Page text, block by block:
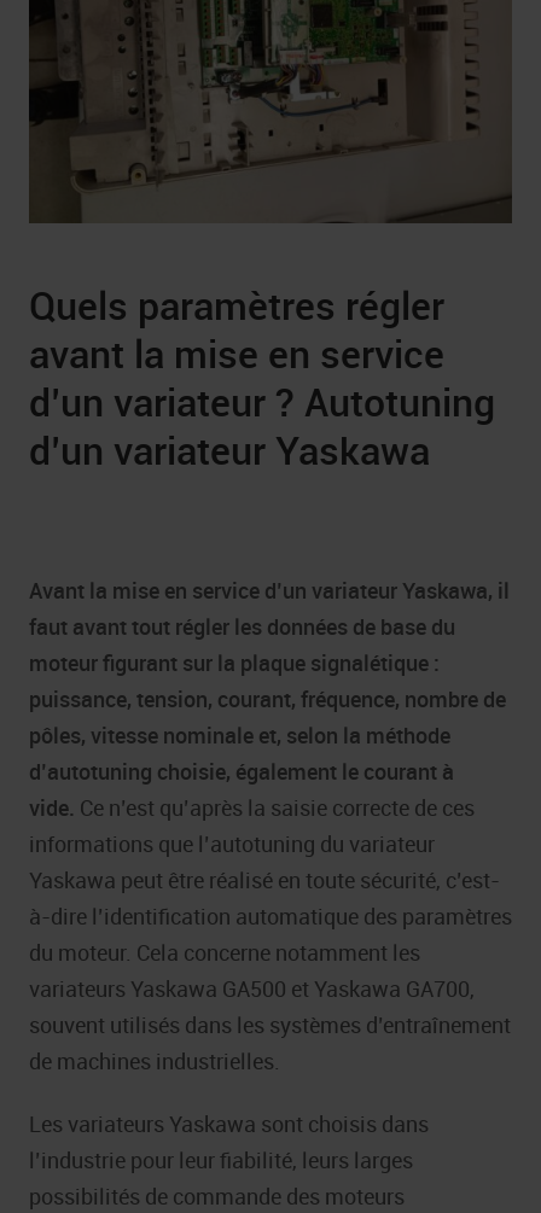
Quels paramètres régler
avant la mise en service
d’un variateur ? Autotuning
d’un variateur Yaskawa
Avant la mise en service d’un variateur Yaskawa, il
faut avant tout régler les données de base du
moteur figurant sur la plaque signalétique :
puissance, tension, courant, fréquence, nombre de
pôles, vitesse nominale et, selon la méthode
d’autotuning choisie, également le courant à
vide. Ce n’est qu’après la saisie correcte de ces
informations que l’autotuning du variateur
Yaskawa peut être réalisé en toute sécurité, c’est-
à-dire l’identification automatique des paramètres
du moteur. Cela concerne notamment les
variateurs Yaskawa GA500 et Yaskawa GA700,
souvent utilisés dans les systèmes d’entraînement
de machines industrielles.
Les variateurs Yaskawa sont choisis dans
l’industrie pour leur fiabilité, leurs larges
possibilités de commande des moteurs